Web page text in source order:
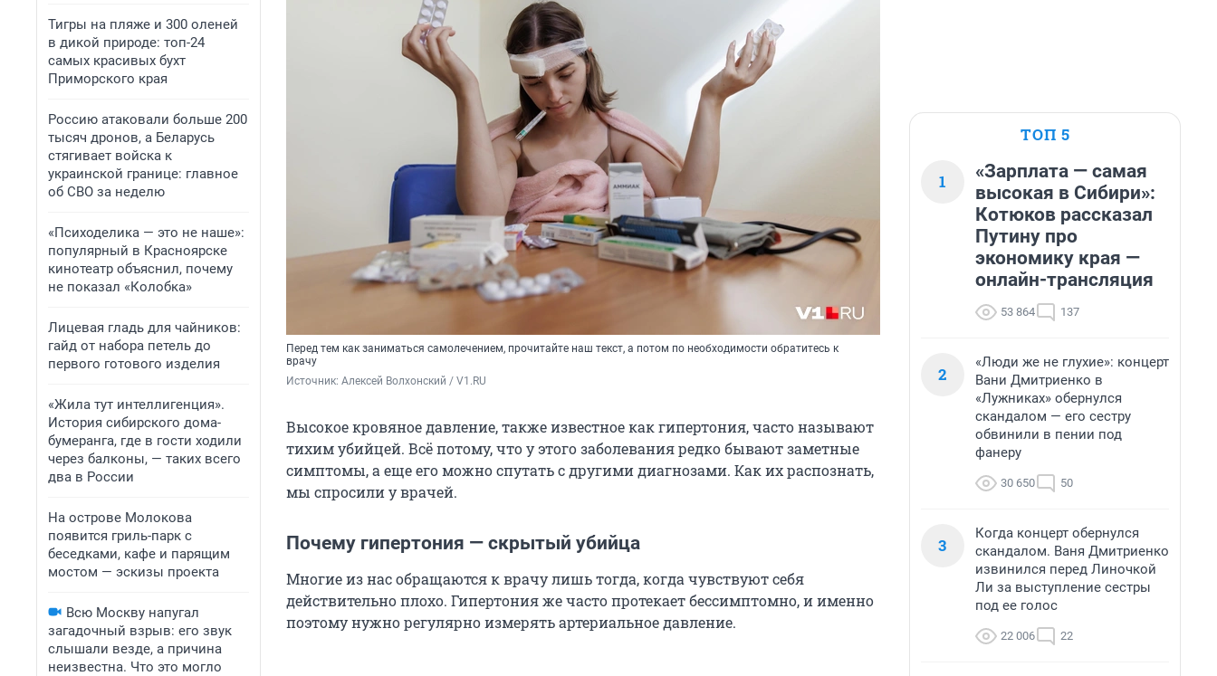
Тигры на пляже и 300 оленей
в дикой природе: топ-24
самых красивых бухт
Приморского края
Россию атаковали больше 200
тысяч дронов, а Беларусь
стягивает войска к
украинской границе: главное
об СВО за неделю
«Психоделика — это не наше»:
популярный в Красноярске
кинотеатр объяснил, почему
не показал «Колобка»
Лицевая гладь для чайников:
гайд от набора петель до
первого готового изделия
«Жила тут интеллигенция».
История сибирского дома-
бумеранга, где в гости ходили
через балконы, — таких всего
два в России
На острове Молокова
появится гриль-парк с
беседками, кафе и парящим
мостом — эскизы проекта
Всю Москву напугал
загадочный взрыв: его звук
слышали везде, а причина
неизвестна. Что это могло
Перед тем как заниматься самолечением, прочитайте наш текст, а потом по необходимости обратитесь к
врачу
Источник: Алексей Волхонский / V1.RU
Высокое кровяное давление, также известное как гипертония, часто называют
тихим убийцей. Всё потому, что у этого заболевания редко бывают заметные
симптомы, а еще его можно спутать с другими диагнозами. Как их распознать,
мы спросили у врачей.
Почему гипертония — скрытый убийца
Многие из нас обращаются к врачу лишь тогда, когда чувствуют себя
действительно плохо. Гипертония же часто протекает бессимптомно, и именно
поэтому нужно регулярно измерять артериальное давление.
ТОП 5
1
«Зарплата — самая
высокая в Сибири»:
Котюков рассказал
Путину про
экономику края —
онлайн-трансляция
53 864 137
2
«Люди же не глухие»: концерт
Вани Дмитриенко в
«Лужниках» обернулся
скандалом — его сестру
обвинили в пении под
фанеру
30 650 50
3
Когда концерт обернулся
скандалом. Ваня Дмитриенко
извинился перед Линочкой
Ли за выступление сестры
под ее голос
22 006 22